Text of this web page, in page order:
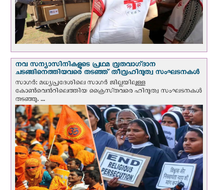
നവ സന്യാസിനികളുടെ പ്രഥമ വ്രതവാഗ്‌ദാന
ചടങ്ങിനെത്തിയവരെ തടഞ്ഞ് തീവ്രഹിന്ദുത്വ സംഘടനകള്‍
സാഗർ: മധ്യപ്രദേശിലെ സാഗർ ജില്ലയിലുള്ള
കോൺവെന്‍റിലെത്തിയ ക്രൈസ്‌തവരെ ഹിന്ദുത്വ സംഘടനകൾ
തടഞ്ഞു. ...